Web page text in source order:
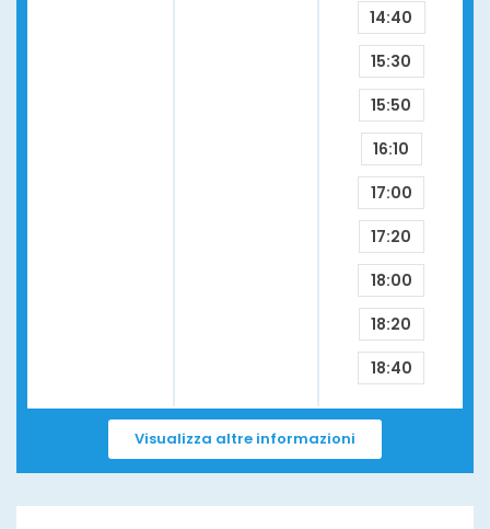
14:40
15:30
15:50
16:10
17:00
17:20
18:00
18:20
18:40
Visualizza altre informazioni